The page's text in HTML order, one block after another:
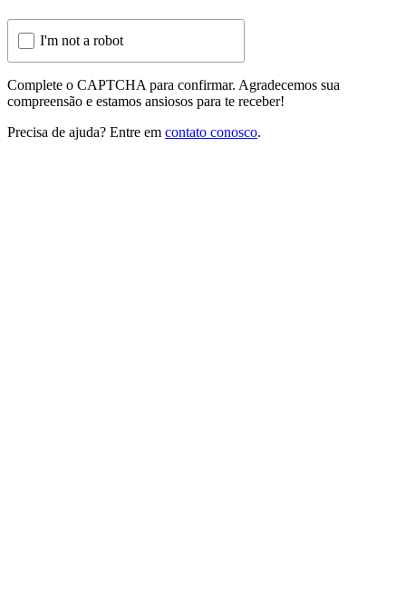
I'm not a robot
Complete o CAPTCHA para confirmar. Agradecemos sua
compreensão e estamos ansiosos para te receber!
Precisa de ajuda? Entre em contato conosco.